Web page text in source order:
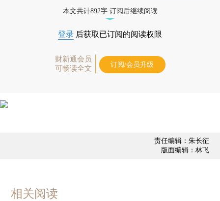
本文共计892字 订阅后继续阅读
登录 后获取已订阅的阅读权限
财新通会员
可畅读全文
订阅/会员升级
责任编辑：朱长征
版面编辑：林飞
相关阅读